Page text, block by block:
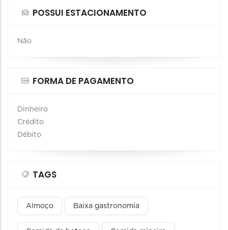
POSSUI ESTACIONAMENTO
Não
FORMA DE PAGAMENTO
Dinheiro
Crédito
Débito
TAGS
Almoço Baixa gastronomia